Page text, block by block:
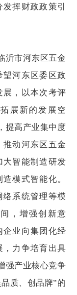
挥财政政策引
沂市河东区五金
河东区委区政
展，以本次考评
展新的发展空
提高产业集中度
动河东区五金
智能制造研发
模式智能化。
系统管理等模
，增强创新意
业向集团化经
力争培育出具
强产业核心竞争
质、创品牌”的